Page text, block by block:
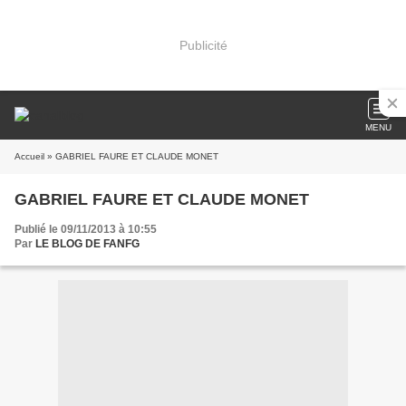
Publicité
MENU
Accueil » GABRIEL FAURE ET CLAUDE MONET
GABRIEL FAURE ET CLAUDE MONET
Publié le 09/11/2013 à 10:55
Par LE BLOG DE FANFG